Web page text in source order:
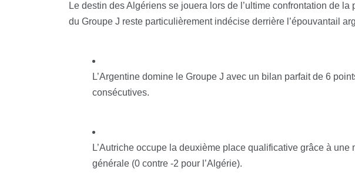
Le destin des Algériens se jouera lors de l’ultime confrontation de
du Groupe J reste particulièrement indécise derrière l’épouvantail
L’Argentine domine le Groupe J avec un bilan parfait de 6
consécutives.
L’Autriche occupe la deuxième place qualificative grâce à
générale (0 contre -2 pour l’Algérie).